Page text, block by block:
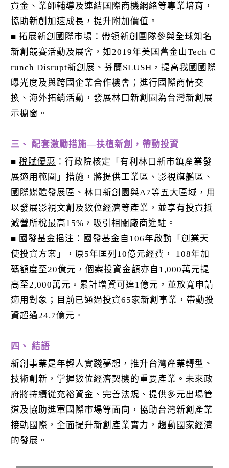
資金、業師輔導及連結國際商機網絡等專業培育，
協助新創加速成長，提升附加價值。
■拓展新創國際市場 ：帶領新創團隊參與全球知名
新創競賽活動及展會，如2019年美國舊金山Tech C
runch Disrupt新創展、芬蘭SLUSH，提高我國國際
曝光度及與跨國企業合作機會；進行國際商情交
換、海外拓銷活動，發展林口新創園為台灣新創展
示櫥窗。
三、 配套激勵措施—扶植新創，帶動投資
■稅賦優惠 ：行政院核定「有利林口新市鎮產業發
展適用範圍」措施，將提供工業區、影視旗艦區、
國際媒體發展區、林口新創園與A7等五大區域，用
以發展影視文創及數位經濟等產業，並享有投資抵
減營所稅最高15%，吸引相關廠商進駐。
■ 國發基金挹注 ：國發基金自106年啟動「創業天
使投資方案」，原5年匡列10億元經費， 108年加
碼額度至20億元，個案投資金額亦自1,000萬元提
高至2,000萬元。累計增資可達1億元，並放寬申請
適用對象；目前已通過投資65家新創事業，帶動投
資超過24.7億元。
四、 結語
新創事業是年輕人實踐夢想，推升台灣產業轉型、
技術創新，掌握數位經濟契機的重要產業。未來政
府將持續從充裕資金、完善法規、提供多元出場管
道及協助進軍國際市場等面向，協助台灣新創產業
接軌國際，全面提升新創產業實力，趨動國家經濟
的發展。